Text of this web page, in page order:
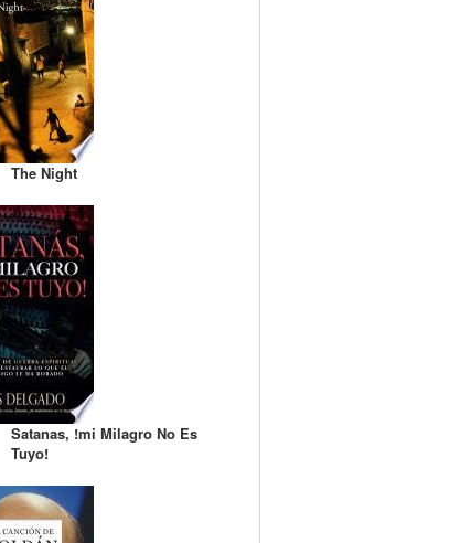
The Night
Satanas, !mi Milagro No Es
Tuyo!